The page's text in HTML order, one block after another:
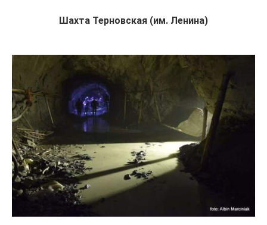
Шахта Терновская (им. Ленина)